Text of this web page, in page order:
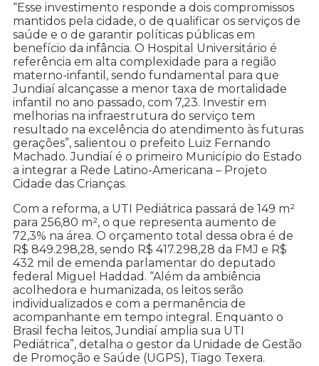
“Esse investimento responde a dois compromissos
mantidos pela cidade, o de qualificar os serviços de
saúde e o de garantir políticas públicas em
benefício da infância. O Hospital Universitário é
referência em alta complexidade para a região
materno-infantil, sendo fundamental para que
Jundiaí alcançasse a menor taxa de mortalidade
infantil no ano passado, com 7,23. Investir em
melhorias na infraestrutura do serviço tem
resultado na excelência do atendimento às futuras
gerações”, salientou o prefeito Luiz Fernando
Machado. Jundiaí é o primeiro Município do Estado
a integrar a Rede Latino-Americana – Projeto
Cidade das Crianças.
Com a reforma, a UTI Pediátrica passará de 149 m²
para 256,80 m², o que representa aumento de
72,3% na área. O orçamento total dessa obra é de
R$ 849.298,28, sendo R$ 417.298,28 da FMJ e R$
432 mil de emenda parlamentar do deputado
federal Miguel Haddad. “Além da ambiência
acolhedora e humanizada, os leitos serão
individualizados e com a permanência de
acompanhante em tempo integral. Enquanto o
Brasil fecha leitos, Jundiaí amplia sua UTI
Pediátrica”, detalha o gestor da Unidade de Gestão
de Promoção e Saúde (UGPS), Tiago Texera.